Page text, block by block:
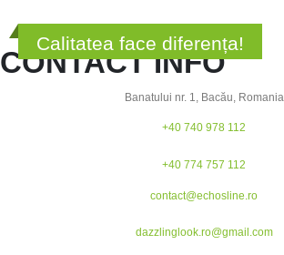
Calitatea face diferența!
CONTACT INFO
Banatului nr. 1, Bacău, Romania
+40 740 978 112
+40 774 757 112
contact@echosline.ro
dazzlinglook.ro@gmail.com